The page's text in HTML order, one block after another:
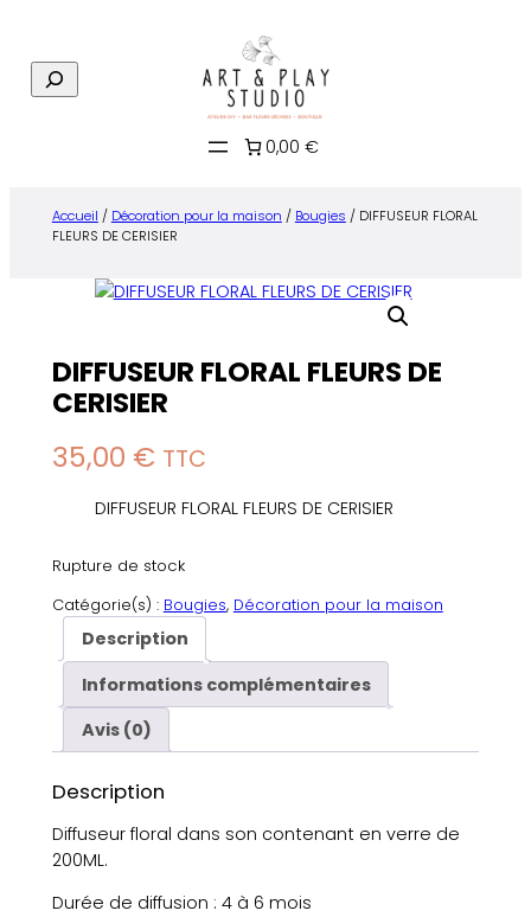
contenu
R
e
0,00 €
Accueil / Décoration pour la maison / Bougies / DIFFUSEUR FLORAL
FLEURS DE CERISIER
DIFFUSEUR FLORAL FLEURS DE
CERISIER
35,00 € TTC
DIFFUSEUR FLORAL FLEURS DE CERISIER
Rupture de stock
Catégorie(s) : Bougies, Décoration pour la maison
Description
Informations complémentaires
Avis (0)
Description
Diffuseur floral dans son contenant en verre de
200ML.
Durée de diffusion : 4 à 6 mois